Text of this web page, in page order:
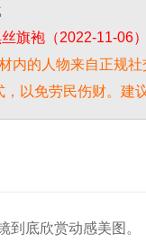
旗袍（2022-11-06）
内的人物来自正规
以免劳民伤财。建
到底欣赏动感美图。